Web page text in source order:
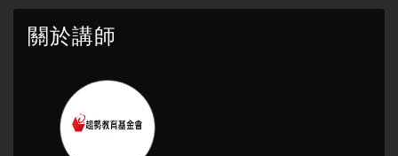
〈金大班的最後一夜〉楊佳嫻／詩人、文學評論
〈那片血一般紅的杜鵑花〉楊富閔／小說家
〈思舊賦〉劉梓潔／小說家、編劇
〈梁父吟〉樊光耀／演員
〈孤戀花〉曹瑞原／導演
關於講師